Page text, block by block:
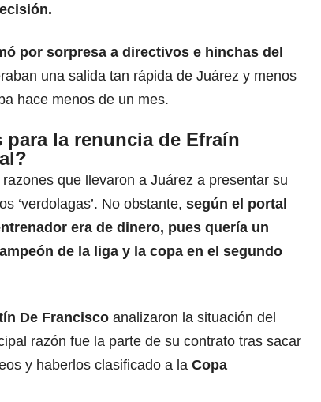
por sorpresa a directivos e hinchas del
una salida tan rápida de Juárez y menos
hace menos de un mes.
la renuncia de Efraín
que llevaron a Juárez a presentar su
‘verdolagas’. No obstante, según el portal
era de dinero, pues quería un
de la liga y la copa en el segundo
De Francisco analizaron la situación del
razón fue la parte de su contrato tras sacar
y haberlos clasificado a la Copa